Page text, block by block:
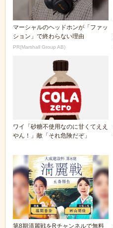
マーシャルのヘッドホンが「ファッ
ション」で終わらない理由
PR(Marshall Group AB)
ワイ「砂糖不使用なのに甘くてええ
やん！」敵「それ危険だぞ」
第8期清麗戦をRチャンネルで無料